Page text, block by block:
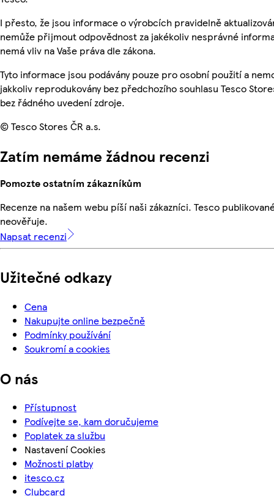
I přesto, že jsou informace o výrobcích pravidelně
nemůže přijmout odpovědnost za jakékoliv nesprávné
nemá vliv na Vaše práva dle zákona.
Tyto informace jsou podávány pouze pro osobní použití a
jakkoliv reprodukovány bez předchozího souhlasu Tesco
bez řádného uvedení zdroje.
© Tesco Stores ČR a.s.
Zatím nemáme žádnou recenzi
Pomozte ostatním zákazníkům
Recenze na našem webu píší naši zákazníci. Tesco
neověřuje.
Napsat recenzi
Užitečné odkazy
Cena
Nakupujte online bezpečně
Podmínky používání
Soukromí a cookies
O nás
Přístupnost
Podívejte se, kam doručujeme
Poplatek za službu
Nastavení Cookies
Možnosti platby
itesco.cz
Clubcard